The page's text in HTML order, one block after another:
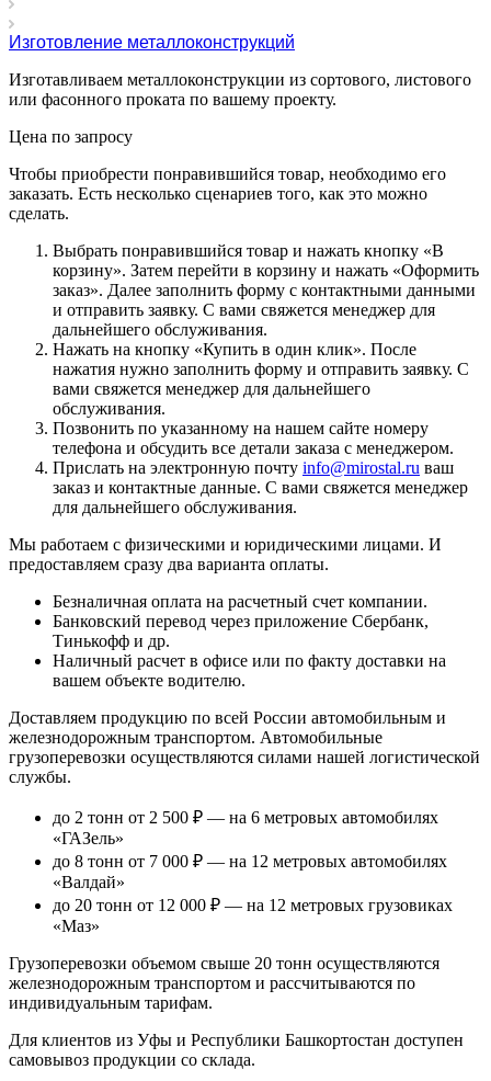
Изготовление металлоконструкций
Изготавливаем металлоконструкции из сортового, листового
или фасонного проката по вашему проекту.
Цена по запросу
Чтобы приобрести понравившийся товар, необходимо его
заказать. Есть несколько сценариев того, как это можно
сделать.
Выбрать понравившийся товар и нажать кнопку «В
корзину». Затем перейти в корзину и нажать «Оформить
заказ». Далее заполнить форму с контактными данными
и отправить заявку. С вами свяжется менеджер для
дальнейшего обслуживания.
Нажать на кнопку «Купить в один клик». После
нажатия нужно заполнить форму и отправить заявку. С
вами свяжется менеджер для дальнейшего
обслуживания.
Позвонить по указанному на нашем сайте номеру
телефона и обсудить все детали заказа с менеджером.
Прислать на электронную почту info@mirostal.ru ваш
заказ и контактные данные. С вами свяжется менеджер
для дальнейшего обслуживания.
Мы работаем с физическими и юридическими лицами. И
предоставляем сразу два варианта оплаты.
Безналичная оплата на расчетный счет компании.
Банковский перевод через приложение Сбербанк,
Тинькофф и др.
Наличный расчет в офисе или по факту доставки на
вашем объекте водителю.
Доставляем продукцию по всей России автомобильным и
железнодорожным транспортом. Автомобильные
грузоперевозки осуществляются силами нашей логистической
службы.
до 2 тонн от 2 500 ₽ — на 6 метровых автомобилях
«ГАЗель»
до 8 тонн от 7 000 ₽ — на 12 метровых автомобилях
«Валдай»
до 20 тонн от 12 000 ₽ — на 12 метровых грузовиках
«Маз»
Грузоперевозки объемом свыше 20 тонн осуществляются
железнодорожным транспортом и рассчитываются по
индивидуальным тарифам.
Для клиентов из Уфы и Республики Башкортостан доступен
самовывоз продукции со склада.